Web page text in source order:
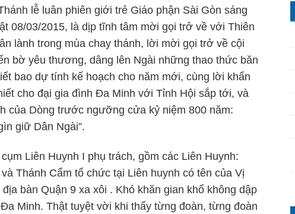
lễ luân phiên giới trẻ Giáo phận Sài Gòn sáng
08/03/2015, là dịp tĩnh tâm mời gọi trở về với Thiên
lành trong mùa chay thánh, lời mời gọi trở về cội
bờ yêu thương, dâng lên Ngài những thao thức băn
bao dự tính kế hoạch cho năm mới, cùng lời khẩn
cho đại gia đình Đa Minh với Tỉnh Hội sắp tới, và
của Dòng trước ngưỡng cửa kỷ niệm 800 năm:
giữ Dân Ngài”.
Liên Huynh I phụ trách, gồm các Liên Huynh:
Thánh Cẩm tổ chức tại Liên huynh có tên của Vị
bàn Quận 9 xa xôi . Khó khăn gian khổ không dập
Minh. Thật tuyệt vời khi thấy từng đoàn, từng đoàn